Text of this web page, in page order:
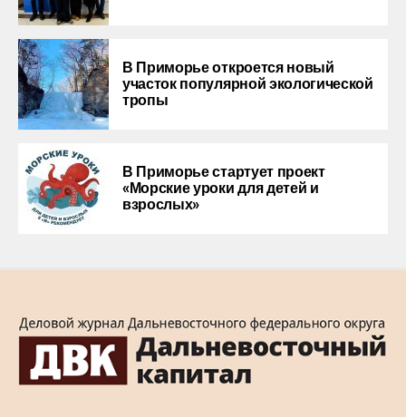
В Приморье откроется новый
участок популярной экологической
тропы
В Приморье стартует проект
«Морские уроки для детей и
взрослых»